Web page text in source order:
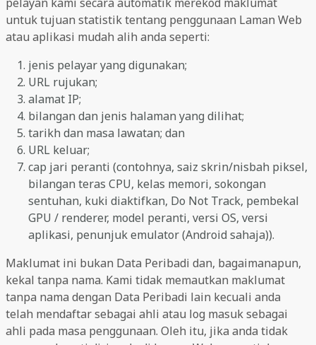
untuk tujuan statistik tentang penggunaan Laman Web
atau aplikasi mudah alih anda seperti:
jenis pelayar yang digunakan;
URL rujukan;
alamat IP;
bilangan dan jenis halaman yang dilihat;
tarikh dan masa lawatan; dan
URL keluar;
cap jari peranti (contohnya, saiz skrin/nisbah piksel,
bilangan teras CPU, kelas memori, sokongan
sentuhan, kuki diaktifkan, Do Not Track, pembekal
GPU / renderer, model peranti, versi OS, versi
aplikasi, penunjuk emulator (Android sahaja)).
Maklumat ini bukan Data Peribadi dan, bagaimanapun,
kekal tanpa nama. Kami tidak memautkan maklumat
tanpa nama dengan Data Peribadi lain kecuali anda
telah mendaftar sebagai ahli atau log masuk sebagai
ahli pada masa penggunaan. Oleh itu, jika anda tidak